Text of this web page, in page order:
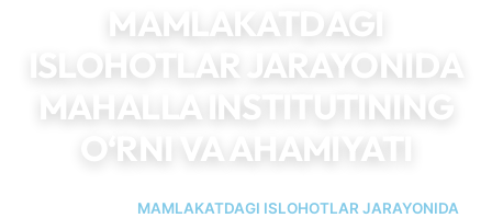
MAMLAKATDAGI
ISLOHOTLAR JARAYONIDA
MAHALLA INSTITUTINING
O‘RNI VA AHAMIYATI
MAMLAKATDAGI ISLOHOTLAR JARAYONIDA